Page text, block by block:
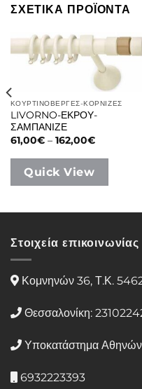
ΣΧΕΤΙΚΑ ΠΡΟΪΟΝΤΑ
ΚΟΥΡΤΙΝΟΒΕΡΓΕΣ-ΚΟΡΝΙΖΕΣ
LIVORNO-ΕΚΡΟΥ-
ΣΑΜΠΑΝΙΖΕ
61,00€ – 162,00€Price
61,00€
Quick View
Στοιχεία επικοινωνίας
Κομνηνών 36, Τ.Κ.
Θεσσαλονίκη:
Υποκατάστημα
6932223393